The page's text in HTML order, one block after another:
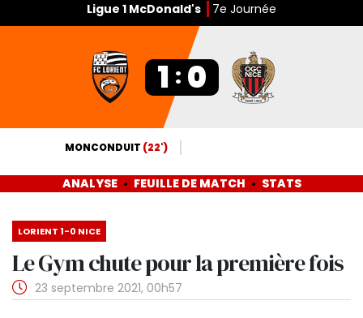
Ligue 1 McDonald's 7e Journée
1 : 0
MONCONDUIT (22')
ANALYSE FEUILLE DE MATCH STATS
LORIENT 1-0 NICE
Le Gym chute pour la première fois
23 septembre 2021, 00h57